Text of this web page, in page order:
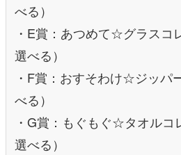
べる）
・E賞：あつめて☆グラスコ
選べる）
・F賞：おすそわけ☆ジッパ
べる）
・G賞：もぐもぐ☆タオルコ
選べる）